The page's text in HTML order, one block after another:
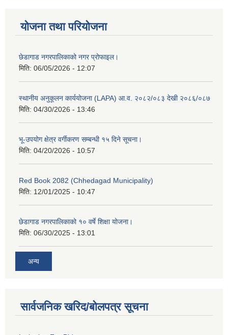
योजना तथा परियोजना
छेडागाड नगरपालिकाको नगर प्रोफाइल।
मिति: 06/05/2026 - 12:07
स्थानीय अनुकूलन कार्ययोजना (LAPA) आ.व. २०८२/०८३ देखी २०८६/०८७
मिति: 04/30/2026 - 13:46
भू-उपयोग क्षेत्र वर्गीकरण सम्बन्धी १५ दिने सूचना।
मिति: 04/20/2026 - 10:57
Red Book 2082 (Chhedagad Municipality)
मिति: 12/01/2025 - 10:47
छेडागाड नगरपालिकाको १० वर्षे शिक्षा योजना।
मिति: 06/30/2025 - 13:01
अन्य
सार्वजनिक खरिद/बोलपत्र सूचना